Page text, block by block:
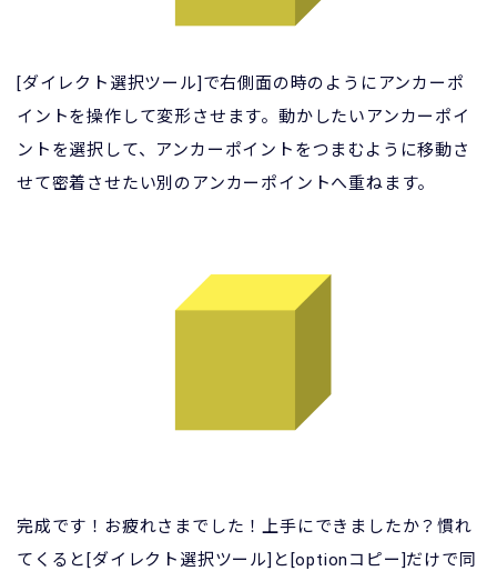
[ダイレクト選択ツール]で右側面の時のようにアンカーポ
イントを操作して変形させます。動かしたいアンカーポイ
ントを選択して、アンカーポイントをつまむように移動さ
せて密着させたい別のアンカーポイントへ重ねます。
完成です！お疲れさまでした！上手にできましたか？慣れ
てくると[ダイレクト選択ツール]と[optionコピー]だけで同